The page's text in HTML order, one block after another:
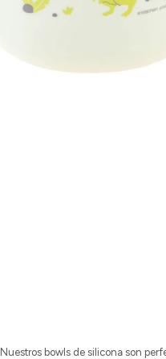
Nuestros bowls de silicona son